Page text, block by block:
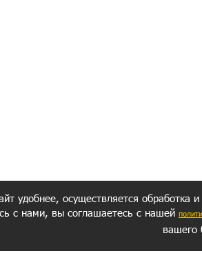
удобнее, осуществляется обработка
с нами, вы соглашаетесь с нашей
вашего